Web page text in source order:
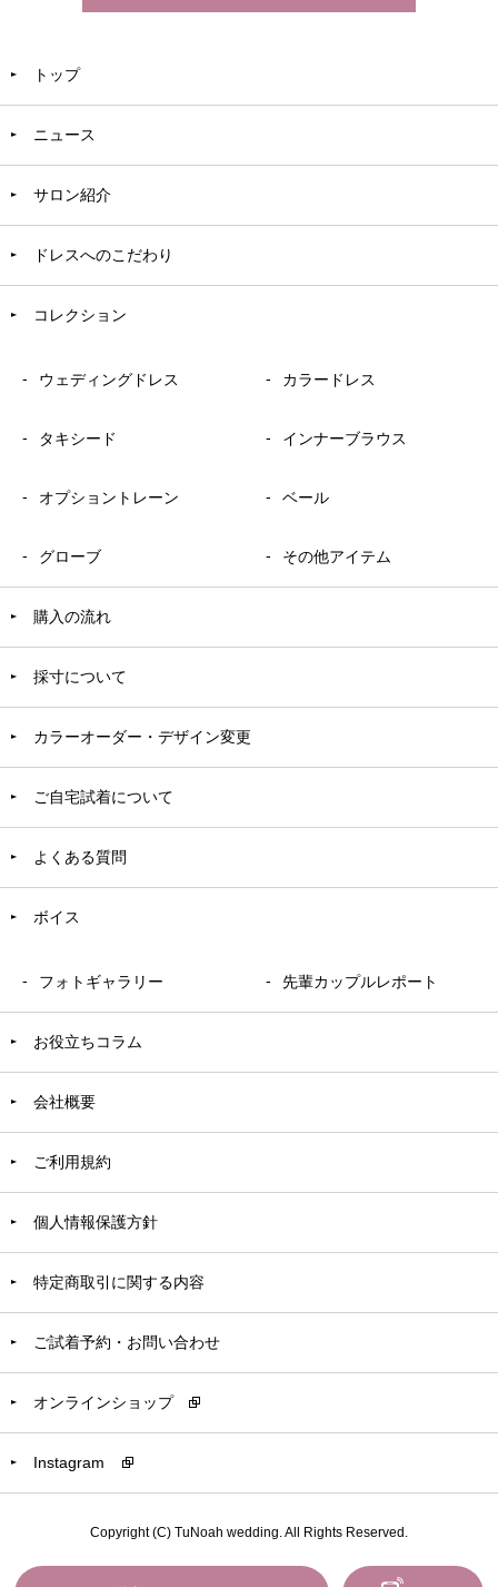
トップ
ニュース
サロン紹介
ドレスへのこだわり
コレクション
ウェディングドレス カラードレス
タキシード インナーブラウス
オプショントレーン ベール
グローブ その他アイテム
購入の流れ
採寸について
カラーオーダー・デザイン変更
ご自宅試着について
よくある質問
ボイス
フォトギャラリー 先輩カップルレポート
お役立ちコラム
会社概要
ご利用規約
個人情報保護方針
特定商取引に関する内容
ご試着予約・お問い合わせ
オンラインショップ
Instagram
Copyright (C) TuNoah wedding. All Rights Reserved.